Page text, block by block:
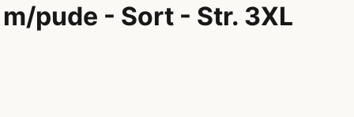
pude - Sort - Str. 3XL